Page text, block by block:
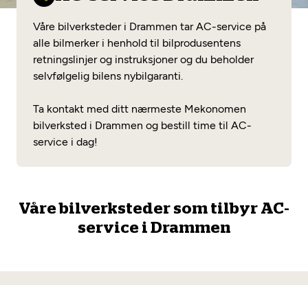
Se alle (52) tjenester her
Mekonomen Bilkonto
Mekonomen Fleet
Fritt verkstedvalg
Lønnsomt valg
Mobilitetsgaranti
Våre bilverksteder i Drammen tar AC-service på
alle bilmerker i henhold til bilprodusentens
retningslinjer og instruksjoner og du beholder
selvfølgelig bilens nybilgaranti.
Ta kontakt med ditt nærmeste Mekonomen
bilverksted i Drammen og bestill time til AC-
service i dag!
Våre bilverksteder som tilbyr AC-
service i Drammen